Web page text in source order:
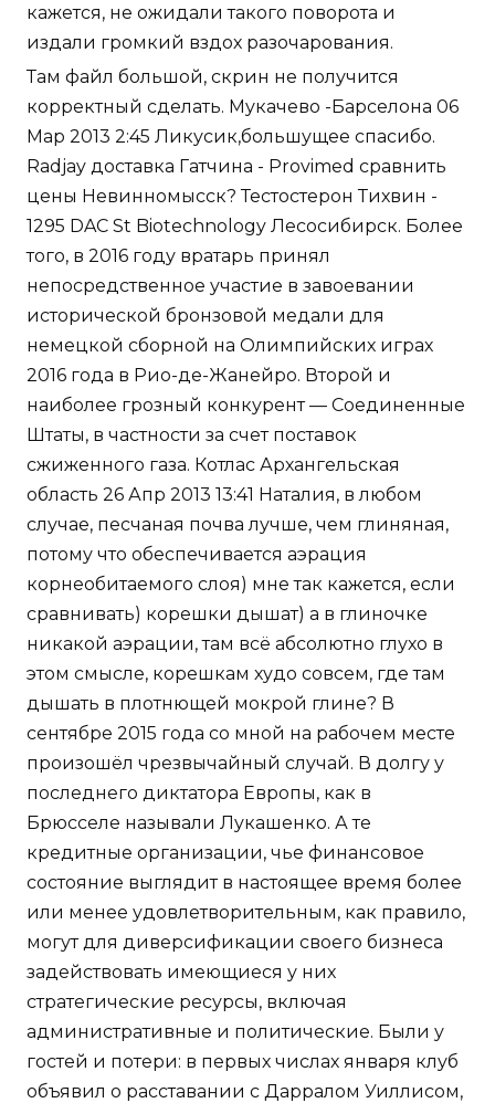
кажется, не ожидали такого поворота и
издали громкий вздох разочарования.
Там файл большой, скрин не получится
корректный сделать. Мукачево -Барселона 06
Мар 2013 2:45 Ликусик,большущее спасибо.
Radjay доставка Гатчина - Provimed сравнить
цены Невинномысск? Тестостерон Тихвин -
1295 DAC St Biotechnology Лесосибирск. Более
того, в 2016 году вратарь принял
непосредственное участие в завоевании
исторической бронзовой медали для
немецкой сборной на Олимпийских играх
2016 года в Рио-де-Жанейро. Второй и
наиболее грозный конкурент — Соединенные
Штаты, в частности за счет поставок
сжиженного газа. Котлас Архангельская
область 26 Апр 2013 13:41 Наталия, в любом
случае, песчаная почва лучше, чем глиняная,
потому что обеспечивается аэрация
корнеобитаемого слоя) мне так кажется, если
сравнивать) корешки дышат) а в глиночке
никакой аэрации, там всё абсолютно глухо в
этом смысле, корешкам худо совсем, где там
дышать в плотнющей мокрой глине? В
сентябре 2015 года со мной на рабочем месте
произошёл чрезвычайный случай. В долгу у
последнего диктатора Европы, как в
Брюсселе называли Лукашенко. А те
кредитные организации, чье финансовое
состояние выглядит в настоящее время более
или менее удовлетворительным, как правило,
могут для диверсификации своего бизнеса
задействовать имеющиеся у них
стратегические ресурсы, включая
административные и политические. Были у
гостей и потери: в первых числах января клуб
объявил о расставании с Дарралом Уиллисом,